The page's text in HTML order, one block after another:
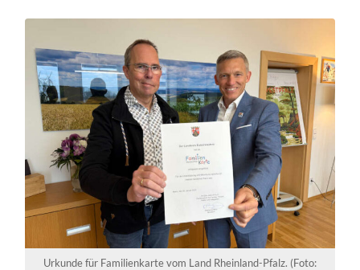
Urkunde für Familienkarte vom Land Rheinland-Pfalz. (Foto: